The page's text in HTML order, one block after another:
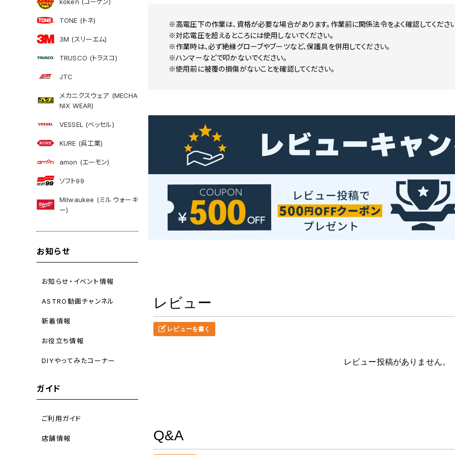
TONE (トネ)
3M (スリーエム)
TRUSCO (トラスコ)
JTC
メカニクスウェア (MECHA
NIX WEAR)
VESSEL (ベッセル)
KURE (呉工業)
amon (エーモン)
ソフト99
Milwaukee (ミルウォーキ
ー)
お知らせ
お知らせ・イベント情報
ASTRO動画チャンネル
新着情報
お役立ち情報
DIYやってみたコーナー
ガイド
ご利用ガイド
店舗情報
※高電圧下の作業は、資格が必要な場合があります。作業前に関係法令をよく確認してくださ
※対応電圧を超えるところには使用しないでください。
※作業時は、必ず絶縁グローブやブーツなど、保護具を併用してください。
※ハンマーなどで叩かないでください。
※使用前に被覆の損傷がないことを確認してください。
レビュー
レビューを書く
レビュー投稿がありません。
Q&A